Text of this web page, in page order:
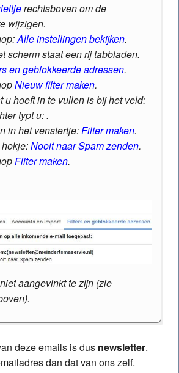
rechtsboven om de
wijzigen.
Alle instellingen bekijken.
scherm staat een rij tabbladen.
en geblokkeerde adressen.
Nieuw filter maken.
u hoeft in te vullen is bij het veld:
typt u: .
in het venstertje:Filter maken.
Nooit naar Spam zenden.
Filter maken.
aangevinkt te zijn (zie
muisknop op een willekeurig
Live)
deze emails is dus
.
dan dat van ons zelf.